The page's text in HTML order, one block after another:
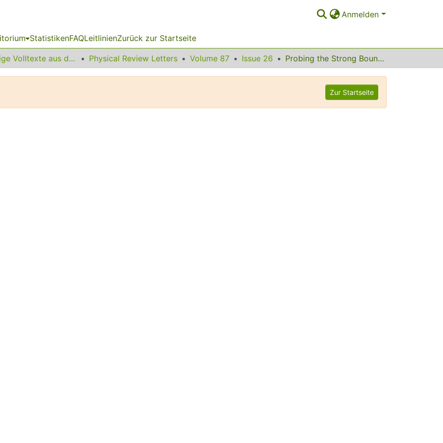
Anmelden
StatistikenFAQLeitlinienZurück zur Startseite
Sonstige Volltexte aus dem Bibliotheksangebot Physical Review Letters Volume 87 Issue 26 Probing the Strong Boundary Shape Dependence of the Casimir Force
Zur Startseite